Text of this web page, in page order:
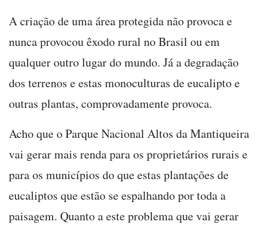
A criação de uma área protegida não provoca e
nunca provocou êxodo rural no Brasil ou em
qualquer outro lugar do mundo. Já a degradação
dos terrenos e estas monoculturas de eucalipto e
outras plantas, comprovadamente provoca.
Acho que o Parque Nacional Altos da Mantiqueira
vai gerar mais renda para os proprietários rurais e
para os municípios do que estas plantações de
eucaliptos que estão se espalhando por toda a
paisagem. Quanto a este problema que vai gerar